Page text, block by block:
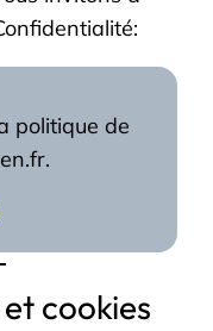
politique de
cookies